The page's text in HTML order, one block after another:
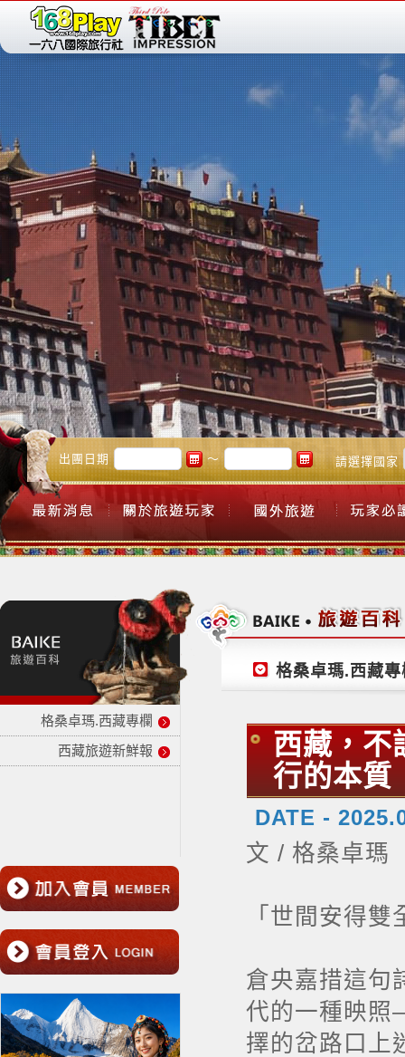
出團日期 ～ 請選擇國家
格桑卓瑪.西藏專欄
西藏旅遊新鮮報
格桑卓瑪.西藏專
西藏，
行的本質
DATE -
文 / 格桑卓瑪
「世間安得
倉央嘉措這句
代的一種映
擇的岔路口上